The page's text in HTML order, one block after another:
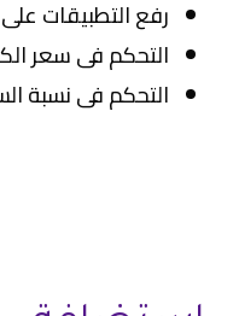
رفع التطبيقات
التحكم فى سعر
التحكم فى نسبة